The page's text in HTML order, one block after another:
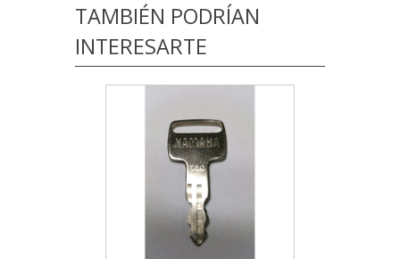
TAMBIÉN PODRÍAN
INTERESARTE